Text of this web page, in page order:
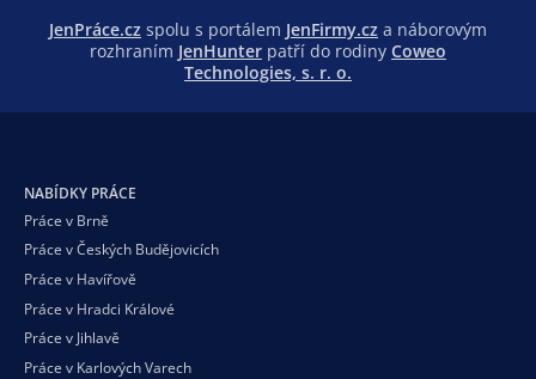
JenPráce.cz spolu s portálem JenFirmy.cz a náborovým
rozhraním JenHunter patří do rodiny Coweo
Technologies, s. r. o.
NABÍDKY PRÁCE
Práce v Brně
Práce v Českých Budějovicích
Práce v Havířově
Práce v Hradci Králové
Práce v Jihlavě
Práce v Karlových Varech